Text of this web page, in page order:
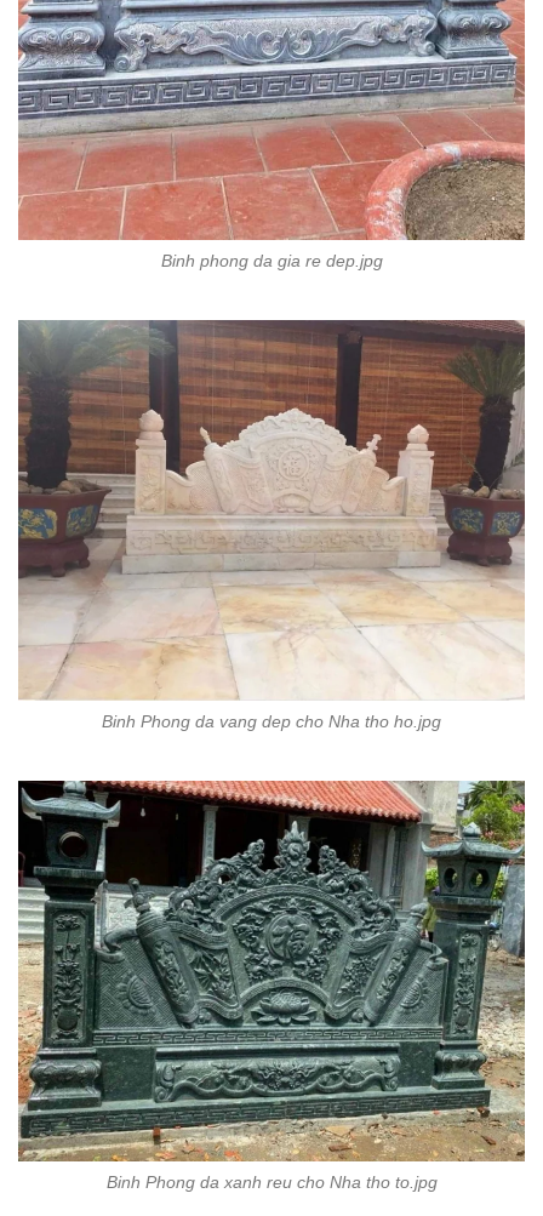
Binh phong da gia re dep.jpg
Binh Phong da vang dep cho Nha tho ho.jpg
Binh Phong da xanh reu cho Nha tho to.jpg